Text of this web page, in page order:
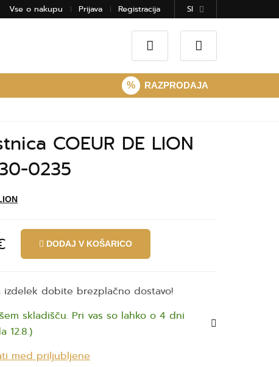
Vse o nakupu Prijava Registracija SI
% RAZPRODAJA
COEUR DE LION
0235
DODAJ V KOŠARICO
izdelek dobite brezplačno dostavo!
skladišču. Pri vas so lahko o 4 dni
12.8.)
med priljubljene